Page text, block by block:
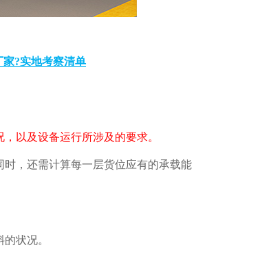
?实地考察清单
以及设备运行所涉及的要求。
，还需计算每一层货位应有的承载能
状况。